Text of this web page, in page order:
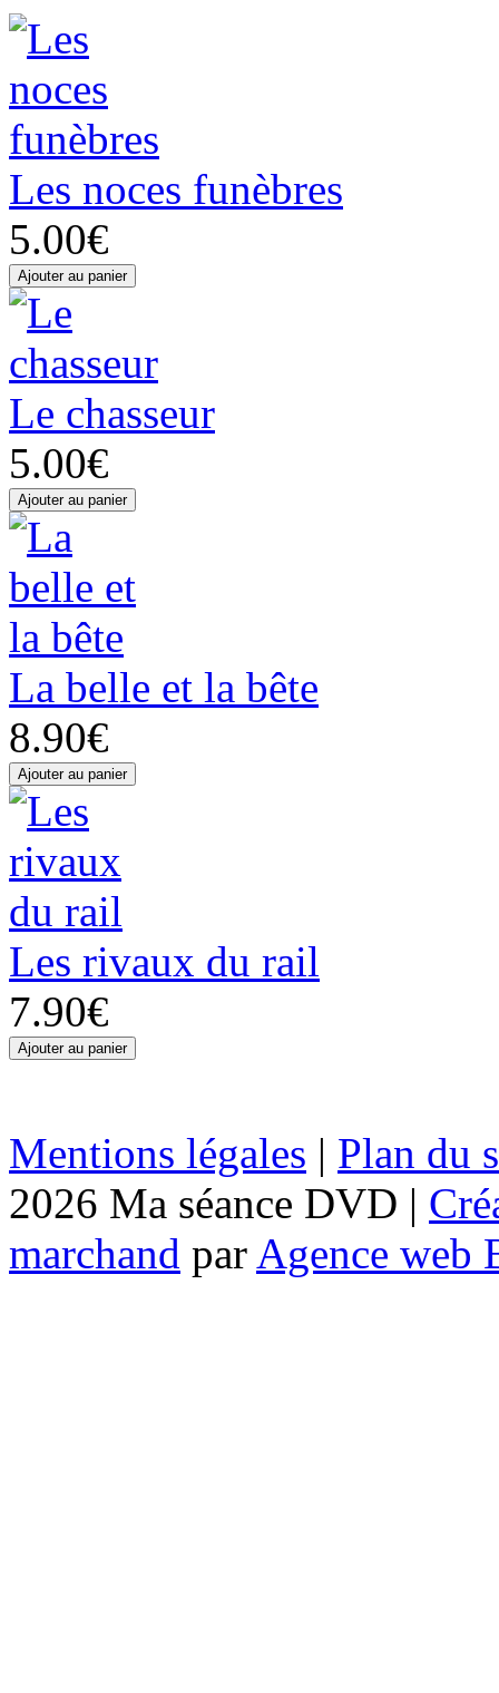
Les noces funèbres
5.00€
Le chasseur
5.00€
La belle et la bête
8.90€
Les rivaux du rail
7.90€
Mentions légales | Plan du
2026 Ma séance DVD |
marchand par Agence web